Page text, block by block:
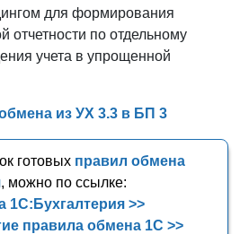
для формирования
отчетности по отдельному
учета в упрощенной
из УХ 3.3 в БП 3
готовых правил обмена
, можно по ссылке:
1С:Бухгалтерия >>
правила обмена 1С >>